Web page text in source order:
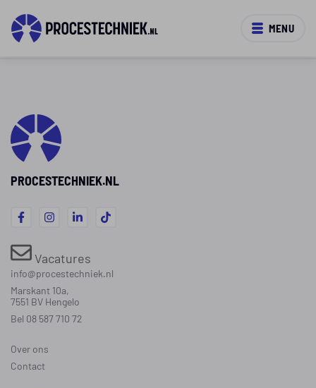
MENU
PROCESTECHNIEK.NL
Vacatures
info@procestechniek.nl
Marskant 10a,
7551 BV Hengelo
Bel 08 587 710 72
Over ons
Contact